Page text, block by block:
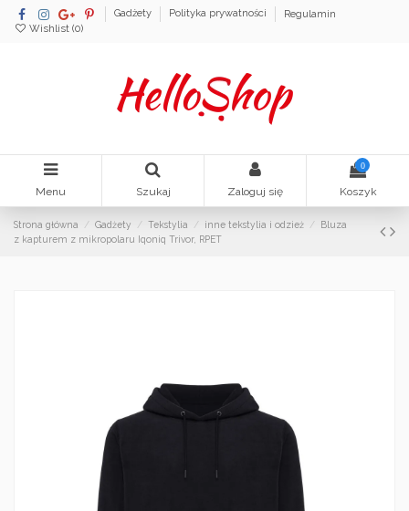
Gadżety Polityka prywatności
Regulamin
Wishlist (0)
Menu Szukaj Zaloguj się
0
Koszyk
Strona główna Gadżety Tekstylia inne tekstylia i odzież
Bluza
z kapturem z mikropolaru Iqoniq Trivor, RPET